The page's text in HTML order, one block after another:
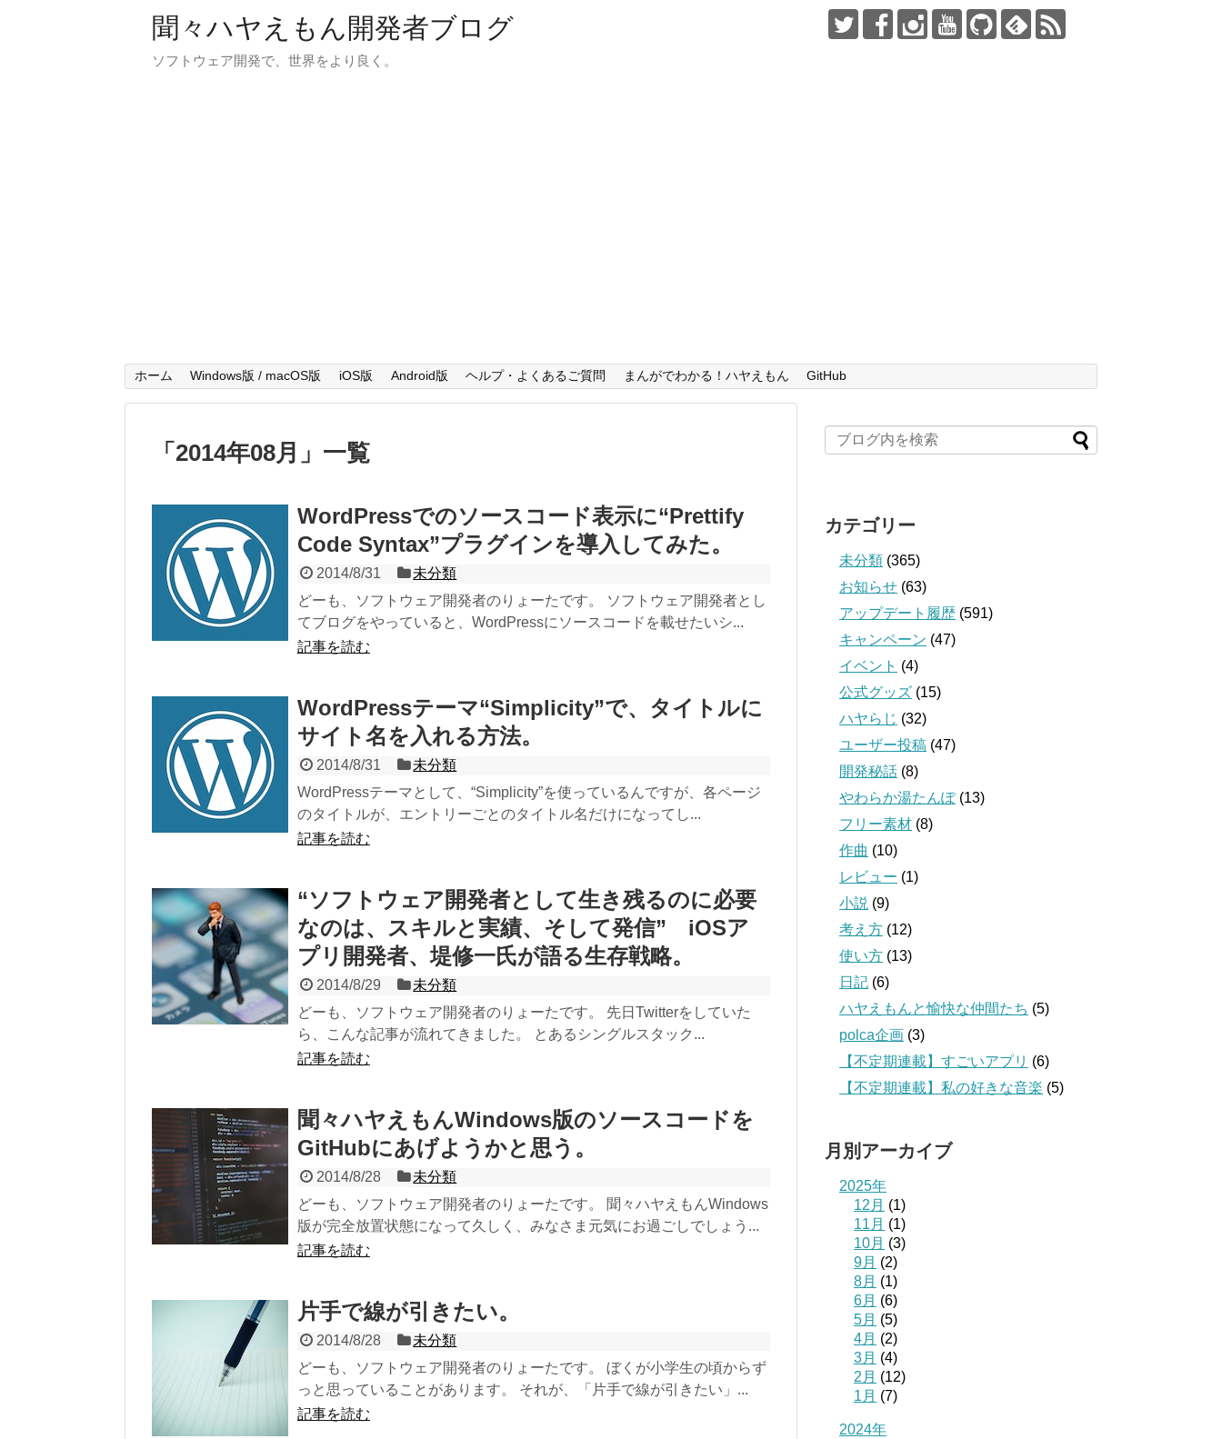
聞々ハヤえもん開発者ブログ
ソフトウェア開発で、世界をより良く。
ホーム Windows版 / macOS版 iOS版 Android版 ヘルプ・よくあるご質問 まんがでわかる！ハヤえもん GitHub
「 2014年08月 」 一覧
WordPressでのソースコード表示に“Prettify
Code Syntax”プラグインを導入してみた。
2014/8/31
未分類
どーも、ソフトウェア開発者のりょーたです。 ソフトウェア開発者とし
てブログをやっていると、WordPressにソースコードを載せたいシ...
記事を読む
WordPressテーマ“Simplicity”で、タイトルに
サイト名を入れる方法。
2014/8/31
未分類
WordPressテーマとして、“Simplicity”を使っているんですが、各ページ
のタイトルが、エントリーごとのタイトル名だけになってし...
記事を読む
“ソフトウェア開発者として生き残るのに必要
なのは、スキルと実績、そして発信” iOSア
プリ開発者、堤修一氏が語る生存戦略。
2014/8/29
未分類
どーも、ソフトウェア開発者のりょーたです。 先日Twitterをしていた
ら、こんな記事が流れてきました。 とあるシングルスタック...
記事を読む
聞々ハヤえもんWindows版のソースコードを
GitHubにあげようかと思う。
2014/8/28
未分類
どーも、ソフトウェア開発者のりょーたです。 聞々ハヤえもんWindows
版が完全放置状態になって久しく、みなさま元気にお過ごしでしょう...
記事を読む
片手で線が引きたい。
2014/8/28
未分類
どーも、ソフトウェア開発者のりょーたです。 ぼくが小学生の頃からず
っと思っていることがあります。 それが、「片手で線が引きたい」...
記事を読む
カテゴリー
未分類 (365)
お知らせ (63)
アップデート履歴 (591)
キャンペーン (47)
イベント (4)
公式グッズ (15)
ハヤらじ (32)
ユーザー投稿 (47)
開発秘話 (8)
やわらか湯たんぽ(13)
フリー素材 (8)
作曲 (10)
レビュー (1)
小説 (9)
考え方 (12)
使い方 (13)
日記 (6)
ハヤえもんと愉快な仲間たち (5)
polca企画 (3)
【不定期連載】すごいアプリ (6)
【不定期連載】私の好きな音楽 (5)
月別アーカイブ
2025年
12月 (1)
11月 (1)
10月 (3)
9月 (2)
8月 (1)
6月 (6)
5月 (5)
4月 (2)
3月 (4)
2月 (12)
1月 (7)
2024年